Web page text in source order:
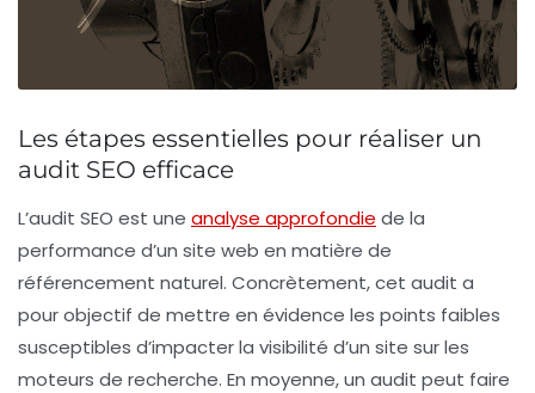
Les étapes essentielles pour réaliser un
audit SEO efficace
L’audit SEO est une analyse approfondie de la
performance d’un site web en matière de
référencement naturel. Concrètement, cet audit a
pour objectif de mettre en évidence les points faibles
susceptibles d’impacter la visibilité d’un site sur les
moteurs de recherche. En moyenne, un audit peut faire